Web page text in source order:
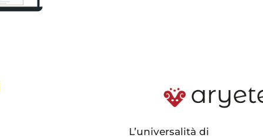
L’universalità di